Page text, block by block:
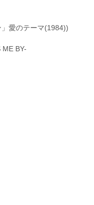
愛のテーマ(1984))
ME BY-